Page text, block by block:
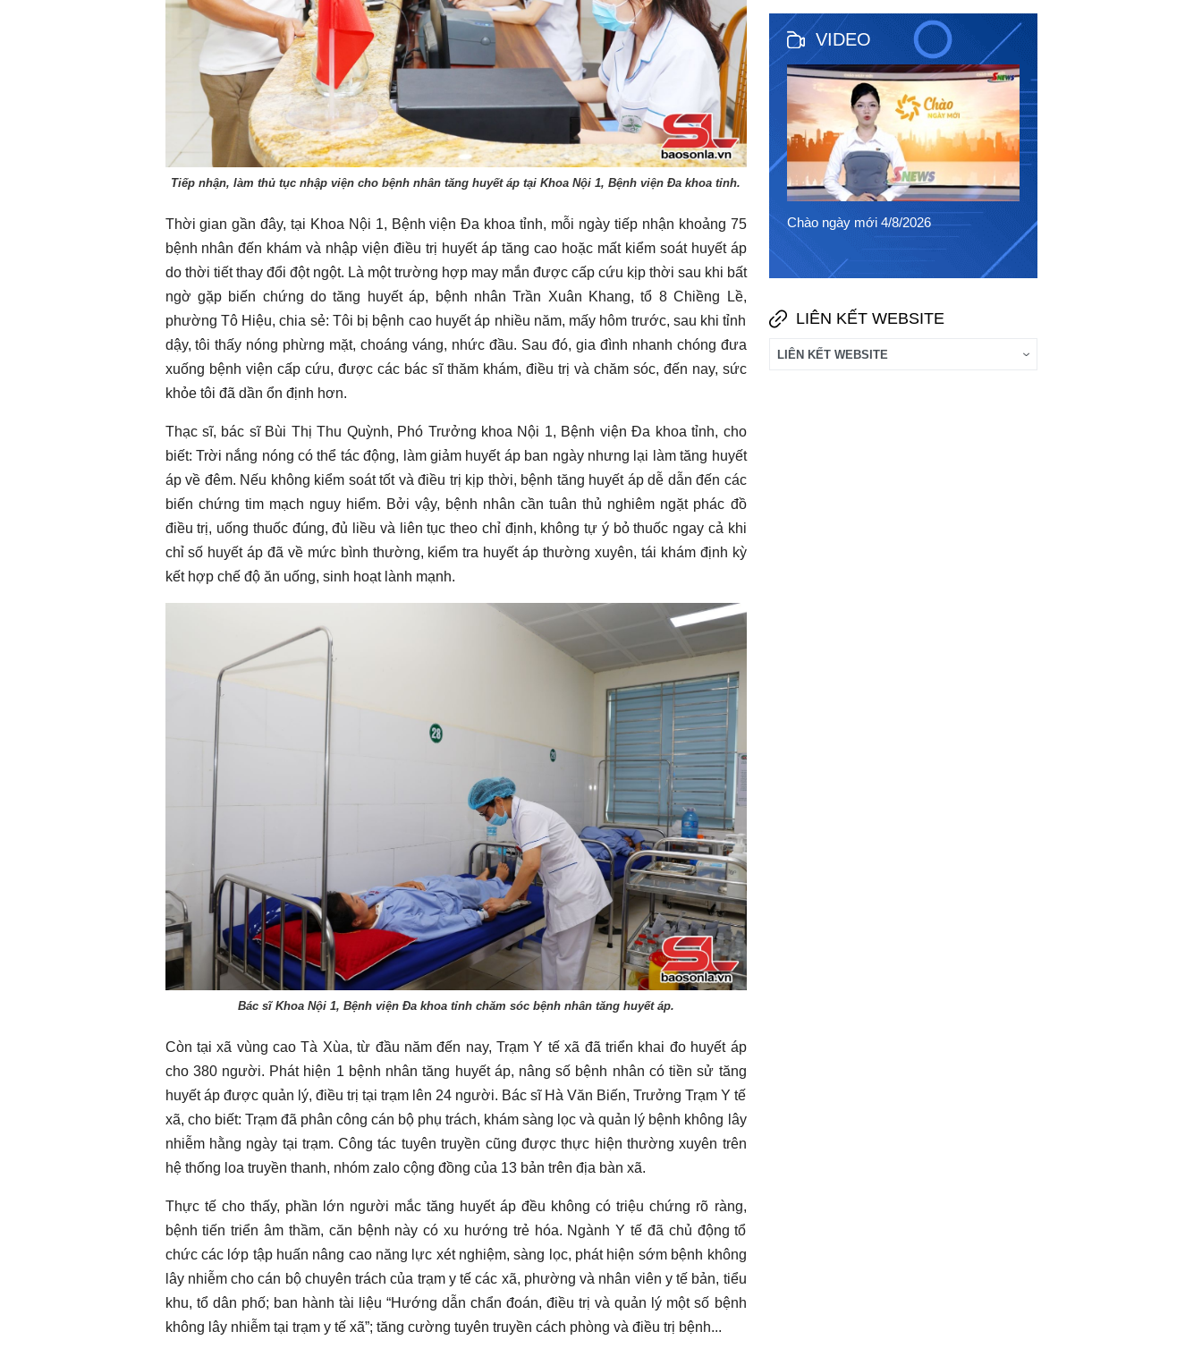
Tiếp nhận, làm thủ tục nhập viện cho bệnh nhân tăng huyết áp tại Khoa Nội 1, Bệnh viện Đa khoa tỉnh.
Thời gian gần đây, tại Khoa Nội 1, Bệnh viện Đa khoa tỉnh, mỗi ngày tiếp nhận khoảng 75
bệnh nhân đến khám và nhập viện điều trị huyết áp tăng cao hoặc mất kiểm soát huyết áp
do thời tiết thay đổi đột ngột. Là một trường hợp may mắn được cấp cứu kịp thời sau khi bất
ngờ gặp biến chứng do tăng huyết áp, bệnh nhân Trần Xuân Khang, tổ 8 Chiềng Lề,
phường Tô Hiệu, chia sẻ: Tôi bị bệnh cao huyết áp nhiều năm, mấy hôm trước, sau khi tỉnh
dậy, tôi thấy nóng phừng mặt, choáng váng, nhức đầu. Sau đó, gia đình nhanh chóng đưa
xuống bệnh viện cấp cứu, được các bác sĩ thăm khám, điều trị và chăm sóc, đến nay, sức
khỏe tôi đã dần ổn định hơn.
Thạc sĩ, bác sĩ Bùi Thị Thu Quỳnh, Phó Trưởng khoa Nội 1, Bệnh viện Đa khoa tỉnh, cho
biết: Trời nắng nóng có thể tác động, làm giảm huyết áp ban ngày nhưng lại làm tăng huyết
áp về đêm. Nếu không kiểm soát tốt và điều trị kịp thời, bệnh tăng huyết áp dễ dẫn đến các
biến chứng tim mạch nguy hiểm. Bởi vậy, bệnh nhân cần tuân thủ nghiêm ngặt phác đồ
điều trị, uống thuốc đúng, đủ liều và liên tục theo chỉ định, không tự ý bỏ thuốc ngay cả khi
chỉ số huyết áp đã về mức bình thường, kiểm tra huyết áp thường xuyên, tái khám định kỳ
kết hợp chế độ ăn uống, sinh hoạt lành mạnh.
Bác sĩ Khoa Nội 1, Bệnh viện Đa khoa tỉnh chăm sóc bệnh nhân tăng huyết áp.
Còn tại xã vùng cao Tà Xùa, từ đầu năm đến nay, Trạm Y tế xã đã triển khai đo huyết áp
cho 380 người. Phát hiện 1 bệnh nhân tăng huyết áp, nâng số bệnh nhân có tiền sử tăng
huyết áp được quản lý, điều trị tại trạm lên 24 người. Bác sĩ Hà Văn Biến, Trưởng Trạm Y tế
xã, cho biết: Trạm đã phân công cán bộ phụ trách, khám sàng lọc và quản lý bệnh không lây
nhiễm hằng ngày tại trạm. Công tác tuyên truyền cũng được thực hiện thường xuyên trên
hệ thống loa truyền thanh, nhóm zalo cộng đồng của 13 bản trên địa bàn xã.
Thực tế cho thấy, phần lớn người mắc tăng huyết áp đều không có triệu chứng rõ ràng,
bệnh tiến triển âm thầm, căn bệnh này có xu hướng trẻ hóa. Ngành Y tế đã chủ động tổ
chức các lớp tập huấn nâng cao năng lực xét nghiệm, sàng lọc, phát hiện sớm bệnh không
lây nhiễm cho cán bộ chuyên trách của trạm y tế các xã, phường và nhân viên y tế bản, tiểu
khu, tổ dân phố; ban hành tài liệu “Hướng dẫn chẩn đoán, điều trị và quản lý một số bệnh
không lây nhiễm tại trạm y tế xã”; tăng cường tuyên truyền cách phòng và điều trị bệnh...
VIDEO
Chào ngày mới 31/7/2026 Chào ngày mới 30/7/2026
Chào ngày mới 5/8/2026 Chào ngày mới 4/8/2026
Chào ngày mới 3/8/2026
LIÊN KẾT WEBSITE